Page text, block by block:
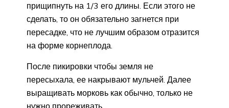
прищипнуть на 1/3 его длины. Если этого не
сделать, то он обязательно загнется при
пересадке, что не лучшим образом отразится
на форме корнеплода.
После пикировки чтобы земля не
пересыхала, ее накрывают мульчей. Далее
выращивать морковь как обычно, только не